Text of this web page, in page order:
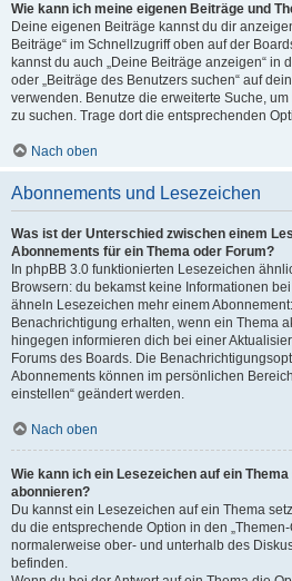
Wie kann ich meine eigenen Beiträge und
Deine eigenen Beiträge kannst du dir
Beiträge“ im Schnellzugriff oben auf der
kannst du auch „Deine Beiträge anzeigen“ in
oder „Beiträge des Benutzers suchen“ auf
verwenden. Benutze die erweiterte Suche,
zu suchen. Trage dort die entsprechenden
Nach oben
Abonnements und Lesezeichen
Was ist der Unterschied zwischen einem
Abonnements für ein Thema oder Forum?
In phpBB 3.0 funktionierten Lesezeichen
Browsern: du bekamst keine Informationen
ähneln Lesezeichen mehr einem
Benachrichtigung erhalten, wenn ein Thema
hingegen informieren dich bei einer
Forums des Boards. Die
Abonnements können im persönlichen
einstellen“ geändert werden.
Nach oben
Wie kann ich ein Lesezeichen auf ein
abonnieren?
Du kannst ein Lesezeichen auf ein Thema
du die entsprechende Option in den
normalerweise ober- und unterhalb des
befinden.